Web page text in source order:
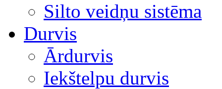
Silto veidņu sistēma
Durvis
Ārdurvis
Iekštelpu durvis